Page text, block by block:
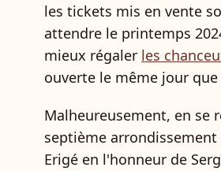
les tickets mis en vente
attendre le printemps
mieux régaler les
ouverte le même jour
Malheureusement, en se
septième
Erigé en l'honneur de